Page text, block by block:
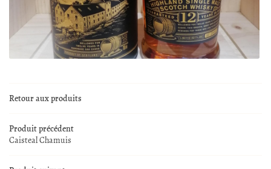
ACCUEIL
Retour aux produits
Produit précédent
Caisteal Chamuis